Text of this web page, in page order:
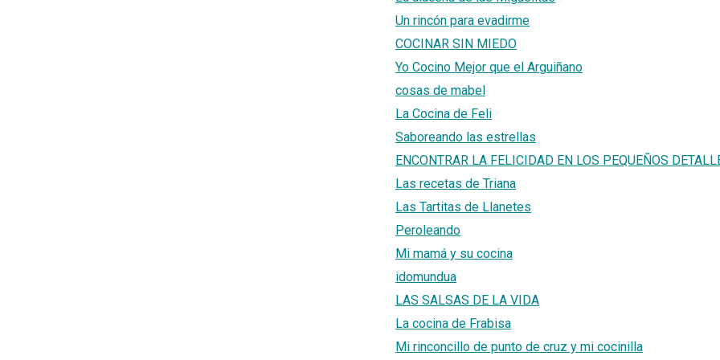
Un rincón para evadirme
COCINAR SIN MIEDO
Yo Cocino Mejor que el Arguiñano
cosas de mabel
La Cocina de Feli
Saboreando las estrellas
ENCONTRAR LA FELICIDAD EN LOS PEQUEÑOS
Las recetas de Triana
Las Tartitas de Llanetes
Peroleando
Mi mamá y su cocina
idomundua
LAS SALSAS DE LA VIDA
La cocina de Frabisa
Mi rinconcillo de punto de cruz y mi cocinilla